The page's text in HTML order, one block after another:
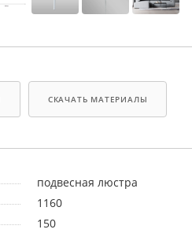
СКАЧАТЬ МАТЕРИАЛЫ
подвесная люстра
1160
150